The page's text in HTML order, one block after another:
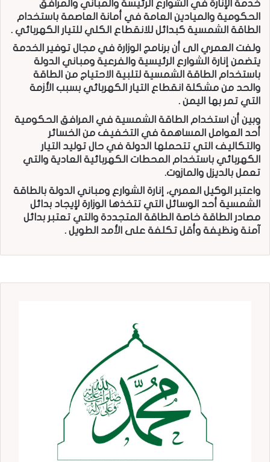
خدمة الإنارة في الشوارع الرئيسة والمباني والمرافق
الحكومية والميادين العامة في أمانة العاصمة باستخدام
الطاقة الشمسية كبدائل للانقطاع الكلي للتيار الكهربائي .
ولفت العمري الى أن برنامج الوزارة في مجال توفير الخدمة
يتضمن إنارة الشوارع الرئيسية والفرعية ومباني الدولة
باستخدام الطاقة الشمسية لتلبية الاحتياج من الطاقة
والحد من مشكلة انقطاع التيار الكهربائي بسبب الأزمة
التي تمر بها اليمن .
وبين أن استخدام الطاقة الشمسية في المرافق الحكومية
أحد العوامل المساهمة في التخفيف من الخسائر
والتكاليف التي تتحملها الدولة في حال توليد التيار
الكهربائي باستخدام المحطات الكهربائية العادية والتي
تعمل بالديزل والمازوت.
واعتبر الوكيل العمري، إنارة الشوارع ومباني الدولة بالطاقة
الشمسية أحد الوسائل التي تتخذها الوزارة لإيجاد بدائل
مصادر الطاقة خاصة الطاقة المتجددة والتي تعتبر بدائل
آمنة ونظيفة وأقل تكلفة على الأمد الطويل .